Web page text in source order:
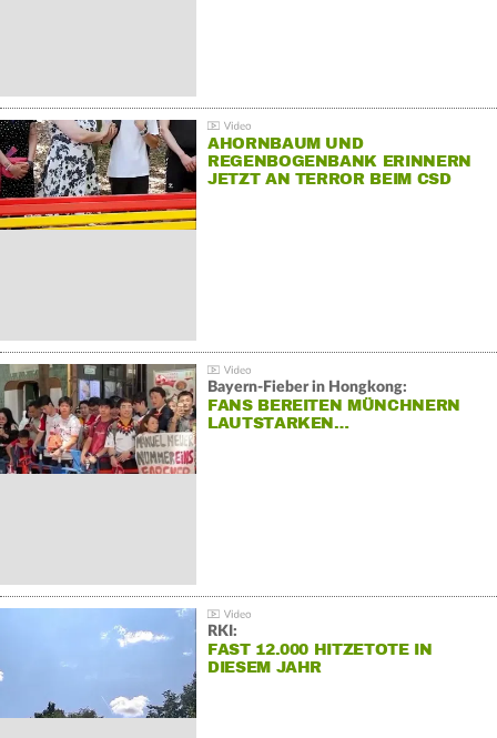
AHORNBAUM UND
REGENBOGENBANK ERINNERN
JETZT AN TERROR BEIM CSD
Bayern-Fieber in Hongkong:
FANS BEREITEN MÜNCHNERN
LAUTSTARKEN…
RKI:
FAST 12.000 HITZETOTE IN
DIESEM JAHR